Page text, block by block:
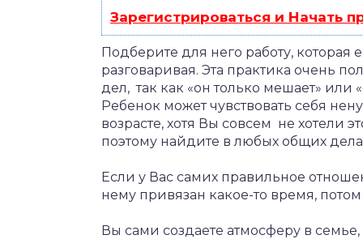
Зарегистрироваться и Начать
Подберите для него работу, которая
разговаривая. Эта практика очень
дел, так как «он только мешает»
Ребенок может чувствовать себя
возрасте, хотя Вы совсем не хотели
поэтому найдите в любых общих
Если у Вас самих правильное
нему привязан какое-то время,
Вы сами создаете атмосферу в